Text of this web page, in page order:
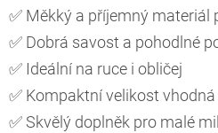
✅ Měkký a příjemný materiál
✅ Dobrá savost a pohodlné
✅ Ideální na ruce i obličej
✅ Kompaktní velikost
✅ Skvělý doplněk pro malé